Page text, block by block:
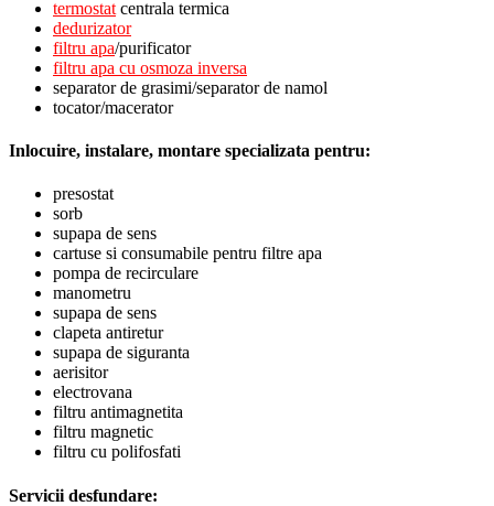
termostat centrala termica
dedurizator
filtru apa/purificator
filtru apa cu osmoza inversa
separator de grasimi/separator de namol
tocator/macerator
Inlocuire, instalare, montare specializata pentru:
presostat
sorb
supapa de sens
cartuse si consumabile pentru filtre apa
pompa de recirculare
manometru
supapa de sens
clapeta antiretur
supapa de siguranta
aerisitor
electrovana
filtru antimagnetita
filtru magnetic
filtru cu polifosfati
Servicii desfundare: